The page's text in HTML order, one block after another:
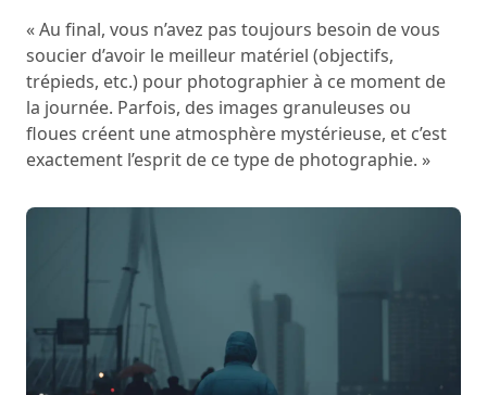
« Au final, vous n’avez pas toujours besoin de vous
soucier d’avoir le meilleur matériel (objectifs,
trépieds, etc.) pour photographier à ce moment de
la journée. Parfois, des images granuleuses ou
floues créent une atmosphère mystérieuse, et c’est
exactement l’esprit de ce type de photographie. »